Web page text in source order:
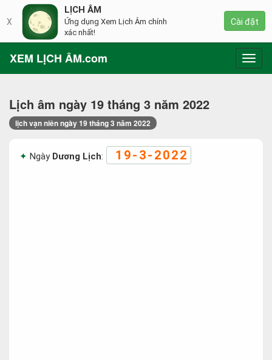
XEM LỊCH ÂM.com
Lịch âm ngày 19 tháng 3 năm 2022
lịch vạn niên ngày 19 tháng 3 năm 2022
Ngày Dương Lịch: 19-3-2022
X
LỊCH ÂM
Ứng dụng Xem Lịch Âm chính
xác nhất!
Cài đặt